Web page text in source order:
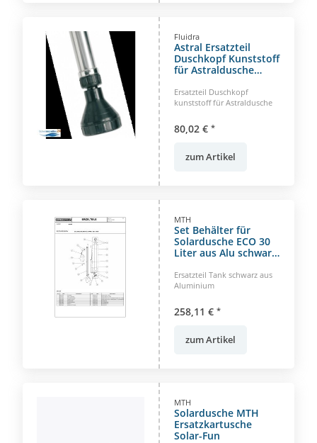
Fluidra
Astral Ersatzteil
Duschkopf Kunststoff
für Astraldusche
Ersatzteil Duschkopf
kunststoff für Astraldusche
80,02 € *
zum Artikel
MTH
Set Behälter für
Solardusche ECO 30
Liter aus Alu schwarz
Ersatzteil Tank schwarz aus
Aluminium
258,11 € *
zum Artikel
MTH
Solardusche MTH
Ersatzkartusche
Solar-Fun